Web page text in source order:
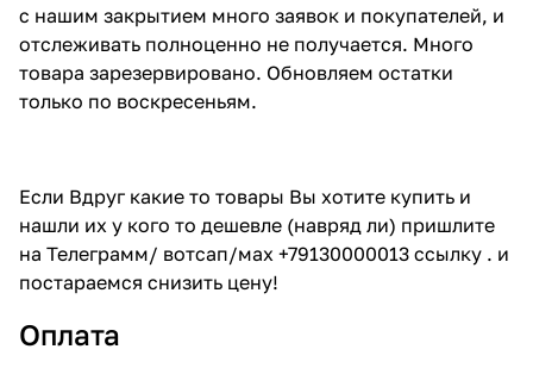
с нашим закрытием много заявок и покупателей, и
отслеживать полноценно не получается. Много
товара зарезервировано. Обновляем остатки
только по воскресеньям.
Если Вдруг какие то товары Вы хотите купить и
нашли их у кого то дешевле (навряд ли) пришлите
на Телеграмм/ вотсап/мах +79130000013 ссылку . и
постараемся снизить цену!
Оплата